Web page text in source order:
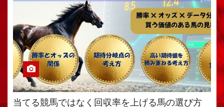
当てる競馬ではなく回収率を上げる馬の選び方